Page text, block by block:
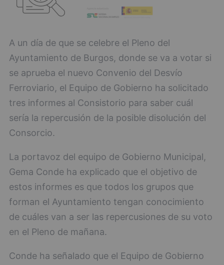
A un día de que se celebre el Pleno del
Ayuntamiento de Burgos, donde se va a votar si
se aprueba el nuevo Convenio del Desvío
Ferroviario, el Equipo de Gobierno ha solicitado
tres informes al Consistorio para saber cuál
sería la repercusión de la posible disolución del
Consorcio.
La portavoz del equipo de Gobierno Municipal,
Gema Conde ha explicado que el objetivo de
estos informes es que todos los grupos que
forman el Ayuntamiento tengan conocimiento
de cuáles van a ser las repercusiones de su voto
en el Pleno de mañana.
Conde ha señalado que el Equipo de Gobierno